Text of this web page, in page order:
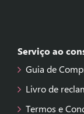
Serviço ao
Guia de
Livro de
Termos e